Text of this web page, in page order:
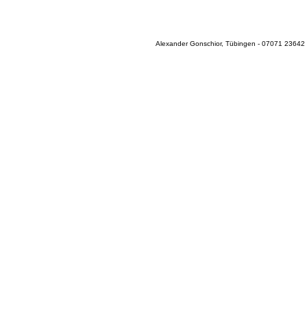
Alexander Gonschior, Tübingen - 07071